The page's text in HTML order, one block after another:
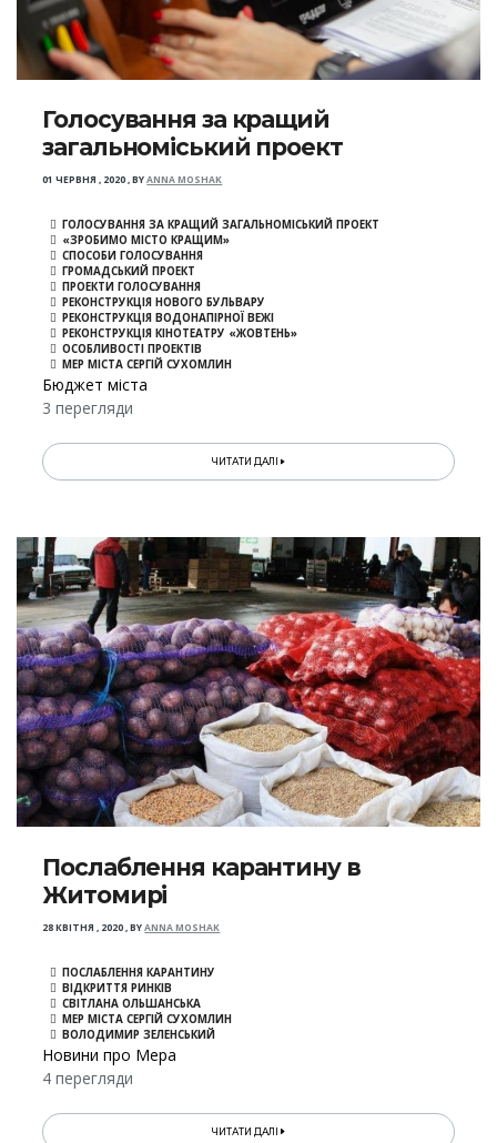
Голосування за кращий
загальноміський проект
01 ЧЕРВНЯ , 2020,BYANNA MOSHAK
ГОЛОСУВАННЯ ЗА КРАЩИЙ ЗАГАЛЬНОМІСЬКИЙ ПРОЕКТ
«ЗРОБИМО МІСТО КРАЩИМ»
СПОСОБИ ГОЛОСУВАННЯ
ГРОМАДСЬКИЙ ПРОЕКТ
ПРОЕКТИ ГОЛОСУВАННЯ
РЕКОНСТРУКЦІЯ НОВОГО БУЛЬВАРУ
РЕКОНСТРУКЦІЯ ВОДОНАПІРНОЇ ВЕЖІ
РЕКОНСТРУКЦІЯ КІНОТЕАТРУ «ЖОВТЕНЬ»
ОСОБЛИВОСТІ ПРОЕКТІВ
МЕР МІСТА СЕРГІЙ СУХОМЛИН
Бюджет міста
3 перегляди
ЧИТАТИ ДАЛІ
Послаблення карантину в
Житомирі
28 КВІТНЯ , 2020,BYANNA MOSHAK
ПОСЛАБЛЕННЯ КАРАНТИНУ
ВІДКРИТТЯ РИНКІВ
СВІТЛАНА ОЛЬШАНСЬКА
МЕР МІСТА СЕРГІЙ СУХОМЛИН
ВОЛОДИМИР ЗЕЛЕНСЬКИЙ
Новини про Мера
4 перегляди
ЧИТАТИ ДАЛІ